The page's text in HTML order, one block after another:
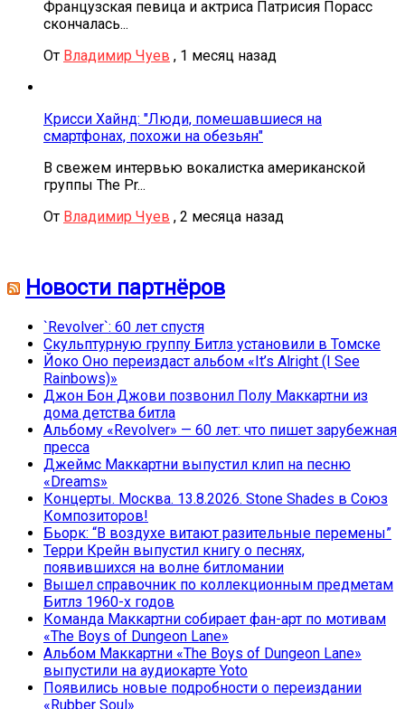
Французская певица и актриса Патрисия Порасс
скончалась...
От Владимир Чуев , 1 месяц назад
Крисси Хайнд: "Люди, помешавшиеся на
смартфонах, похожи на обезьян"
В свежем интервью вокалистка американской
группы The Pr...
От Владимир Чуев , 2 месяца назад
Новости партнёров
`Revolver`: 60 лет спустя
Скульптурную группу Битлз установили в Томске
Йоко Оно переиздаст альбом «It’s Alright (I See
Rainbows)»
Джон Бон Джови позвонил Полу Маккартни из
дома детства битла
Альбому «Revolver» — 60 лет: что пишет зарубежная
пресса
Джеймс Маккартни выпустил клип на песню
«Dreams»
Концерты. Москва. 13.8.2026. Stone Shades в Союз
Композиторов!
Бьорк: “В воздухе витают разительные перемены”
Терри Крейн выпустил книгу о песнях,
появившихся на волне битломании
Вышел справочник по коллекционным предметам
Битлз 1960-х годов
Команда Маккартни собирает фан-арт по мотивам
«The Boys of Dungeon Lane»
Альбом Маккартни «The Boys of Dungeon Lane»
выпустили на аудиокарте Yoto
Появились новые подробности о переиздании
«Rubber Soul»